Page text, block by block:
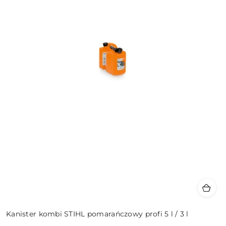
Kanister kombi STIHL pomarańczowy profi 5 l / 3 l